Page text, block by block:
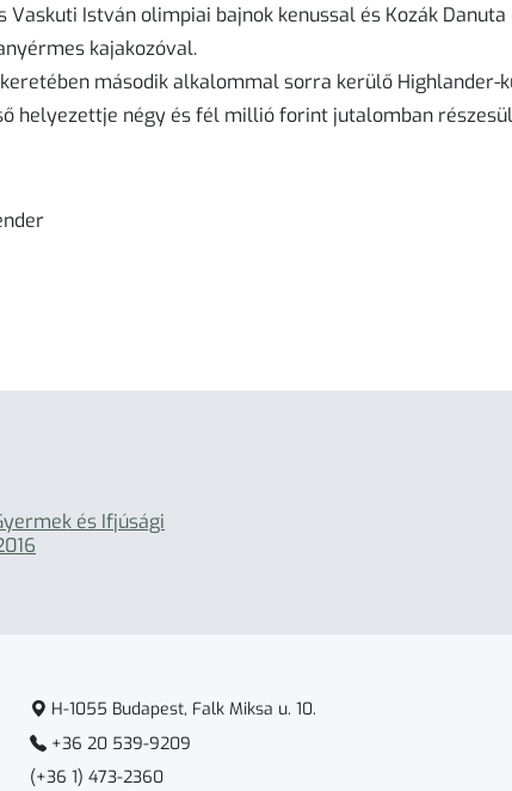
Vaskuti István olimpiai bajnok kenussal és Kozák
kajakozóval.
második alkalommal sorra kerülő Highlander-
helyezettje négy és fél millió forint jutalomban
és Ifjúsági
H-1055 Budapest, Falk Miksa u. 10.
+36 20 539-9209
(+36 1) 473-2360